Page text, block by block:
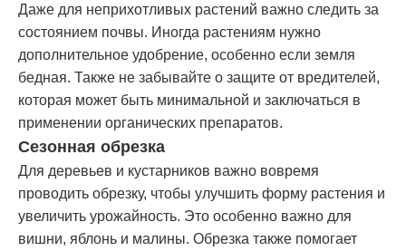
Даже для неприхотливых растений важно следить за
состоянием почвы. Иногда растениям нужно
дополнительное удобрение, особенно если земля
бедная. Также не забывайте о защите от вредителей,
которая может быть минимальной и заключаться в
применении органических препаратов.
Сезонная обрезка
Для деревьев и кустарников важно вовремя
проводить обрезку, чтобы улучшить форму растения и
увеличить урожайность. Это особенно важно для
вишни, яблонь и малины. Обрезка также помогает